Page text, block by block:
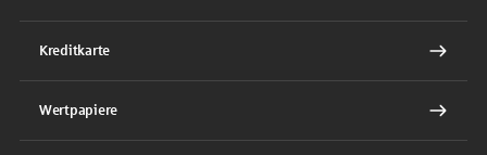
Kreditkarte
Wertpapiere